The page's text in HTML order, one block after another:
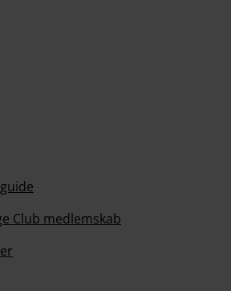
Club medlemskab